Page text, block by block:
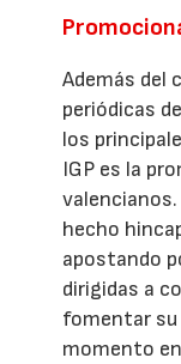
Además del
periódicas
los
IGP es la
hecho
apostando
dirigidas a
fomentar su
momento